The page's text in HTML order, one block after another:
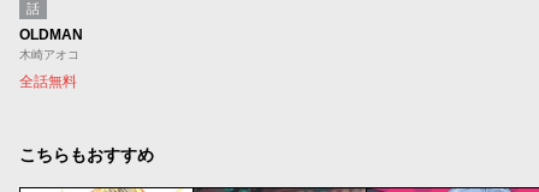
話
OLDMAN
木崎アオコ
全話無料
こちらもおすすめ